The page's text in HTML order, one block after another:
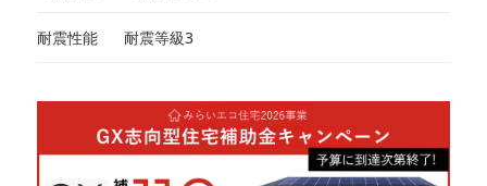
耐震性能 耐震等級3